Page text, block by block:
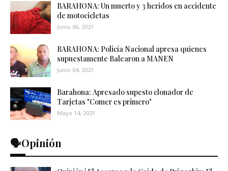
BARAHONA: Un muerto y 3 heridos en accidente
de motocicletas
Junio 06, 2021
BARAHONA: Policía Nacional apresa quienes
supuestamente Balearon a MANEN
Junio 04, 2021
Barahona: Apresado supesto clonador de
Tarjetas "Comer es primero"
Mayo 14, 2021
🗣️Opinión